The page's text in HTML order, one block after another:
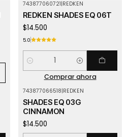
743877060721|REDKEN
REDKEN SHADES EQ 06T
$14.500
5.0
Cantidad
Comprar ahora
743877066518|REDKEN
SHADES EQ 03G
CINNAMON
$14.500